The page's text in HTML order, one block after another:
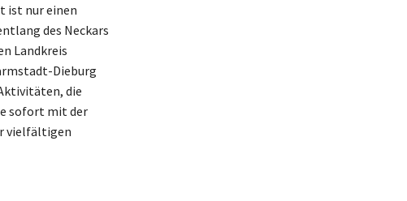
ist nur einen
des Neckars
Landkreis
Dieburg
die
sofort mit der
vielfältigen